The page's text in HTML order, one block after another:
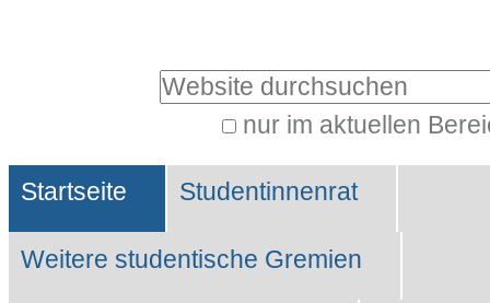
Website durchsuchen
nur im aktuellen
Suche…
Sektionen
Startseite Studentinnenrat
Weitere studentische Gremien